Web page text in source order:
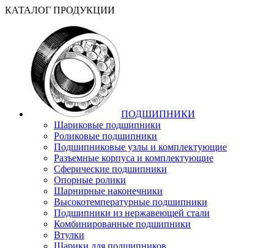
КАТАЛОГ ПРОДУКЦИИ
ПОДШИПНИКИ
Шариковые подшипники
Роликовые подшипники
Подшипниковые узлы и комплектующие
Разъемные корпуса и комплектующие
Сферические подшипники
Опорные ролики
Шарнирные наконечники
Высокотемпературные подшипники
Подшипники из нержавеющей стали
Комбинированные подшипники
Втулки
Шарики для подшипников